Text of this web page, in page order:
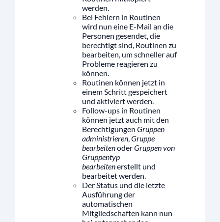
werden.
Bei Fehlern in Routinen
wird nun eine E-Mail an die
Personen gesendet, die
berechtigt sind, Routinen zu
bearbeiten, um schneller auf
Probleme reagieren zu
können.
Routinen können jetzt in
einem Schritt gespeichert
und aktiviert werden.
Follow-ups in Routinen
können jetzt auch mit den
BerechtigungenGruppen
administrieren,Gruppe
bearbeitenoderGruppen von
Gruppentyp
bearbeitenerstellt und
bearbeitet werden.
Der Status und die letzte
Ausführung der
automatischen
Mitgliedschaften kann nun